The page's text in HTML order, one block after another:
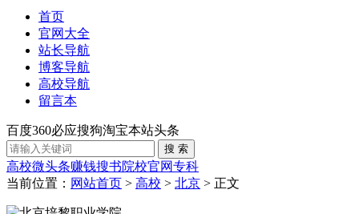
首页
官网大全
站长导航
博客导航
高校导航
留言本
百度360必应搜狗淘宝本站头条
高校微头条赚钱搜书院校官网专科
当前位置： 网站首页 > 高校 > 北京 > 正文